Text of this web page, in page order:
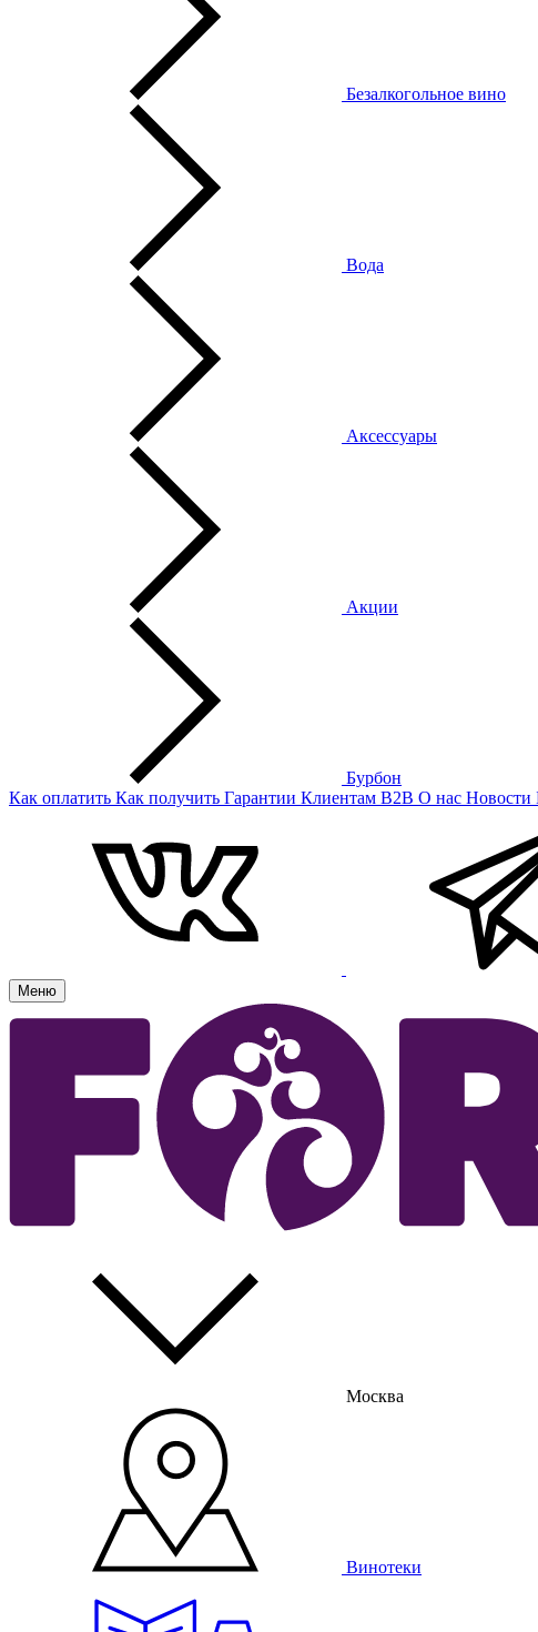
Безалкогольное вино
Вода
Аксессуары
Акции
Бурбон
Как оплатить Как получить Гарантии Клиентам B2B О нас Новости
Меню
Москва
Винотеки